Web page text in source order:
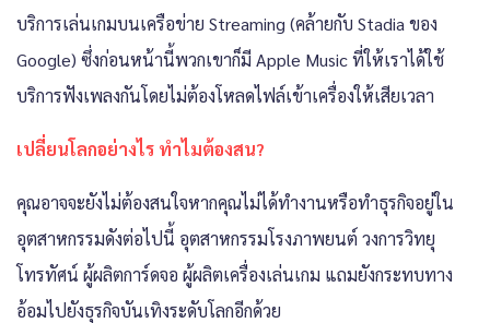
บริการเล่นเกมบนเครือข่าย Streaming (คล้ายกับ Stadia ของ
Google) ซึ่งก่อนหน้านี้พวกเขาก็มี Apple Music ที่ให้เราได้ใช้
บริการฟังเพลงกันโดยไม่ต้องโหลดไฟล์เข้าเครื่องให้เสียเวลา
เปลี่ยนโลกอย่างไร ทำไมต้องสน?
คุณอาจจะยังไม่ต้องสนใจหากคุณไม่ได้ทำงานหรือทำธุรกิจอยู่ใน
อุตสาหกรรมดังต่อไปนี้ อุตสาหกรรมโรงภาพยนต์ วงการวิทยุ
โทรทัศน์ ผู้ผลิตการ์ดจอ ผู้ผลิตเครื่องเล่นเกม แถมยังกระทบทาง
อ้อมไปยังธุรกิจบันเทิงระดับโลกอีกด้วย